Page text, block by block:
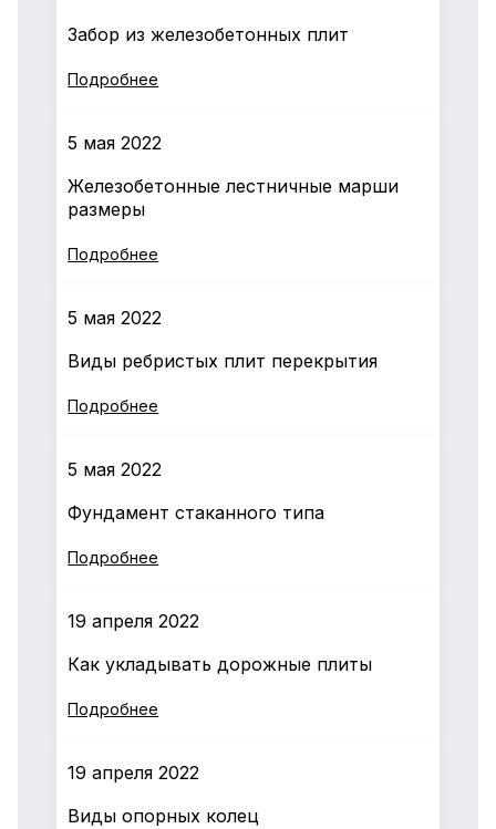
Забор из железобетонных плит
Подробнее
5 мая 2022
Железобетонные лестничные марши
размеры
Подробнее
5 мая 2022
Виды ребристых плит перекрытия
Подробнее
5 мая 2022
Фундамент стаканного типа
Подробнее
19 апреля 2022
Как укладывать дорожные плиты
Подробнее
19 апреля 2022
Виды опорных колец